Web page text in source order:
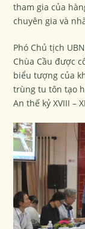
tham gia của
chuyên gia và
Phó Chủ tịch
Chùa Cầu được
biểu tượng của
trùng tu tôn tạo
An thế kỷ XVIII –